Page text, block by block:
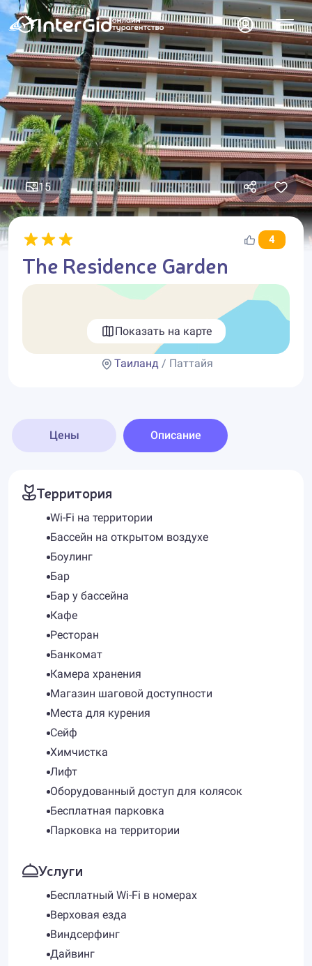
15
4
The Residence Garden
Показать на карте
Таиланд/ Паттайя
Цены Описание
Территория
Wi-Fi на территории
Бассейн на открытом воздухе
Боулинг
Бар
Бар у бассейна
Кафе
Ресторан
Банкомат
Камера хранения
Магазин шаговой доступности
Места для курения
Сейф
Химчистка
Лифт
Оборудованный доступ для колясок
Бесплатная парковка
Парковка на территории
Услуги
Бесплатный Wi-Fi в номерах
Верховая езда
Виндсерфинг
Дайвинг